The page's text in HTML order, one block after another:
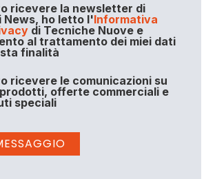
ricevere la newsletter di
News, ho letto l'Informativa
di Tecniche Nuove e
al trattamento dei miei dati
finalità
ricevere le comunicazioni su
offerte commerciali e
speciali